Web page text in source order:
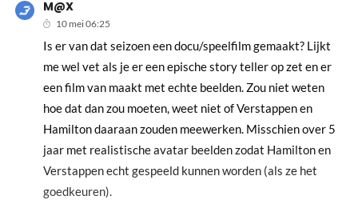
M@X
10 mei 06:25
Is er van dat seizoen een docu/speelfilm gemaakt? Lijkt
me wel vet als je er een epische story teller op zet en er
een film van maakt met echte beelden. Zou niet weten
hoe dat dan zou moeten, weet niet of Verstappen en
Hamilton daaraan zouden meewerken. Misschien over 5
jaar met realistische avatar beelden zodat Hamilton en
Verstappen echt gespeeld kunnen worden (als ze het
goedkeuren).